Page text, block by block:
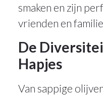
smaken en zijn
vrienden en familie.
De
Hapjes
Van sappige